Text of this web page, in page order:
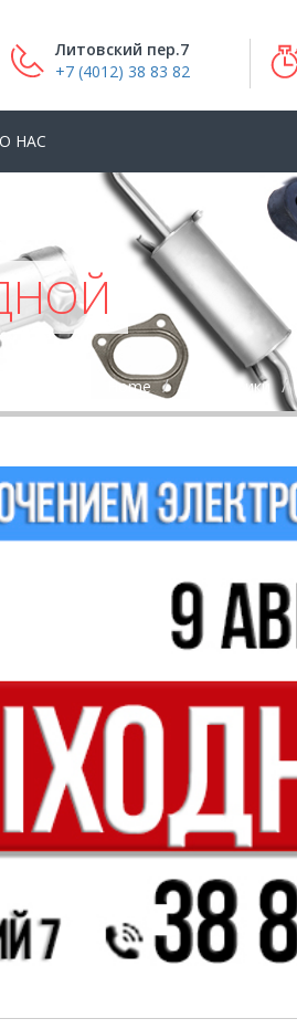
Литовский пер.7
+7 (4012) 38 83 82
О НАС
Home Без рубрики